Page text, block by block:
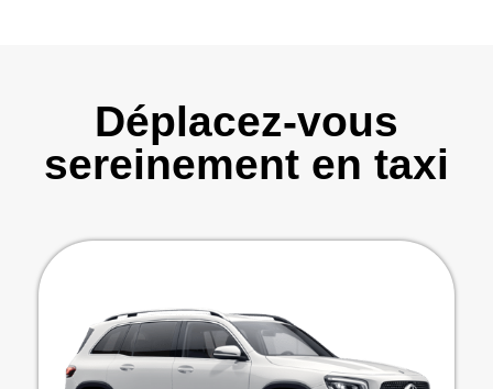
Déplacez-vous
sereinement en taxi